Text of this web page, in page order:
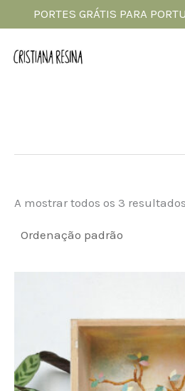
PORTES GRÁTIS PARA
to
content
A mostrar todos os 3 resultados